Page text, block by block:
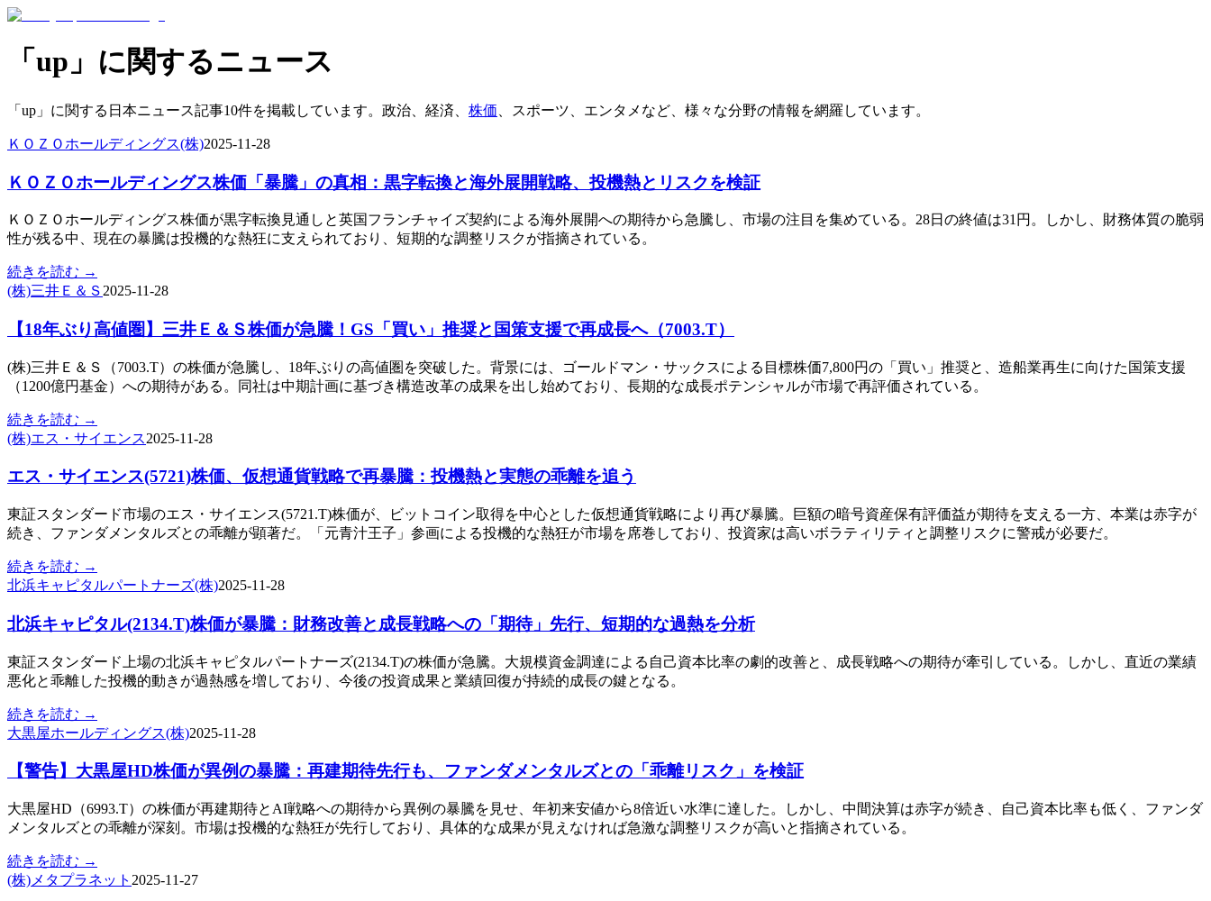
「 up 」に関するニュース
「 up 」に関する日本ニュース記事10件を掲載しています。政治、経済、 株価 、スポーツ、エンタメなど、様々な分野の情報を網羅しています。
ＫＯＺＯホールディングス(株)2025-11-28
ＫＯＺＯホールディングス株価「暴騰」の真相：黒字転換と海外展開戦略、投機熱とリスクを検証
ＫＯＺＯホールディングス株価が黒字転換見通しと英国フランチャイズ契約による海外展開への期待から急騰し、市場の注目を集めている。28日の終値は31円。しかし、財務体質の脆弱
性が残る中、現在の暴騰は投機的な熱狂に支えられており、短期的な調整リスクが指摘されている。
続きを読む →
(株)三井Ｅ＆Ｓ 2025-11-28
【18年ぶり高値圏】三井Ｅ＆Ｓ株価が急騰！GS「買い」推奨と国策支援で再成長へ（7003.T）
(株)三井Ｅ＆Ｓ（7003.T）の株価が急騰し、18年ぶりの高値圏を突破した。背景には、ゴールドマン・サックスによる目標株価7,800円の「買い」推奨と、造船業再生に向けた国策支援
（1200億円基金）への期待がある。同社は中期計画に基づき構造改革の成果を出し始めており、長期的な成長ポテンシャルが市場で再評価されている。
続きを読む →
(株)エス・サイエンス2025-11-28
エス・サイエンス(5721)株価、仮想通貨戦略で再暴騰：投機熱と実態の乖離を追う
東証スタンダード市場のエス・サイエンス(5721.T)株価が、ビットコイン取得を中心とした仮想通貨戦略により再び暴騰。巨額の暗号資産保有評価益が期待を支える一方、本業は赤字が
続き、ファンダメンタルズとの乖離が顕著だ。「元青汁王子」参画による投機的な熱狂が市場を席巻しており、投資家は高いボラティリティと調整リスクに警戒が必要だ。
続きを読む →
北浜キャピタルパートナーズ(株)2025-11-28
北浜キャピタル(2134.T)株価が暴騰：財務改善と成長戦略への「期待」先行、短期的な過熱を分析
東証スタンダード上場の北浜キャピタルパートナーズ(2134.T)の株価が急騰。大規模資金調達による自己資本比率の劇的改善と、成長戦略への期待が牽引している。しかし、直近の業績
悪化と乖離した投機的動きが過熱感を増しており、今後の投資成果と業績回復が持続的成長の鍵となる。
続きを読む →
大黒屋ホールディングス(株)2025-11-28
【警告】大黒屋HD株価が異例の暴騰：再建期待先行も、ファンダメンタルズとの「乖離リスク」を検証
大黒屋HD（6993.T）の株価が再建期待とAI戦略への期待から異例の暴騰を見せ、年初来安値から8倍近い水準に達した。しかし、中間決算は赤字が続き、自己資本比率も低く、ファンダ
メンタルズとの乖離が深刻。市場は投機的な熱狂が先行しており、具体的な成果が見えなければ急激な調整リスクが高いと指摘されている。
続きを読む →
(株)メタプラネット 2025-11-27